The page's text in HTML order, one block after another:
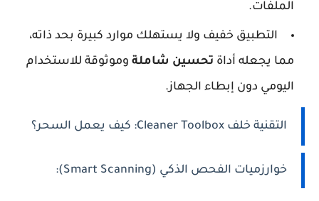
الملفات.
التطبيق خفيف ولا يستهلك موارد كبيرة بحد ذاته،
مما يجعله أداة تحسين شاملة وموثوقة للاستخدام
اليومي دون إبطاء الجهاز.
التقنية خلف Cleaner Toolbox: كيف يعمل السحر؟
خوارزميات الفحص الذكي (Smart Scanning):